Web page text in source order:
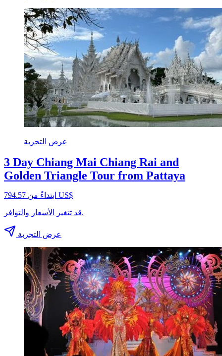
عرض التجربة
3 Day Chiang Mai Chiang Rai and
Golden Triangle Tour from Pattaya
ابتداءً من ‏794.57 US$
قد تتغير الأسعار والتوافر.
عرض التجربة